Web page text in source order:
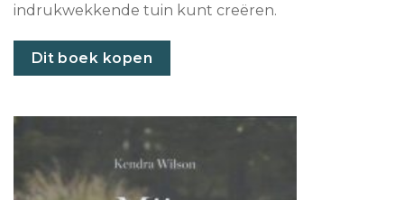
indrukwekkende tuin kunt creëren.
Dit boek kopen